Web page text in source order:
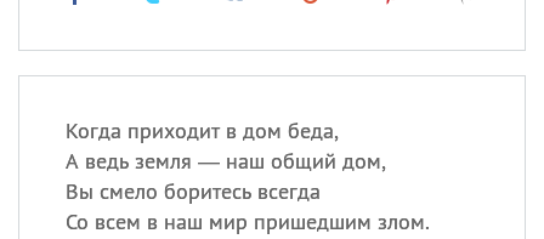
Когда приходит в дом беда,
А ведь земля — наш общий дом,
Вы смело боритесь всегда
Со всем в наш мир пришедшим злом.